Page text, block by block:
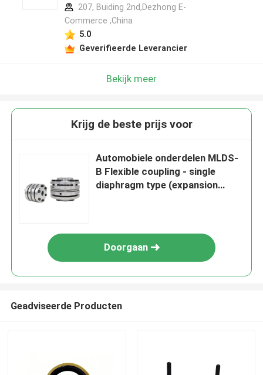
207, Buiding 2nd,Dezhong E-
Commerce ,China
5.0
Geverifieerde Leverancier
Bekijk meer
Krijg de beste prijs voor
Automobiele onderdelen MLDS-
B Flexible coupling - single
diaphragm type (expansion
Doorgaan
Geadviseerde Producten